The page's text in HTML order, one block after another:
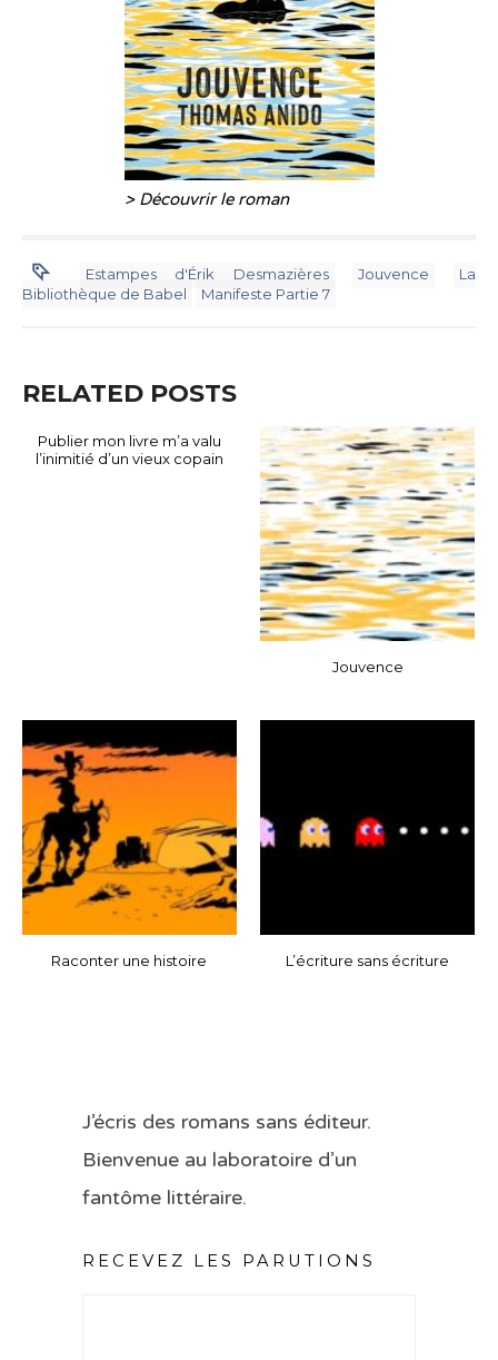
> Découvrir le roman
Estampes d'Érik Desmazières Jouvence
La
Bibliothèque de Babel
Manifeste Partie 7
RELATED POSTS
Publier mon livre m’a valu
l’inimitié d’un vieux copain
Jouvence
Raconter une histoire L’écriture sans écriture
J’écris des romans sans éditeur.
Bienvenue au laboratoire d’un
fantôme littéraire.
RECEVEZ LES PARUTIONS